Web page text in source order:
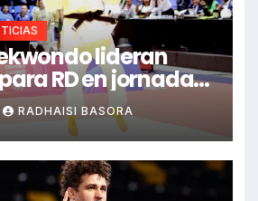
lideran
RD en jornada
Domingo 2026
RADHAISI BASORA